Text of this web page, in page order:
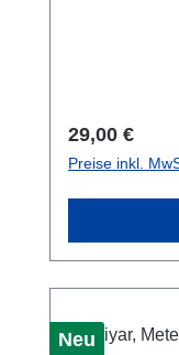
Regulärer
29,00 €
Preise inkl.
Neu